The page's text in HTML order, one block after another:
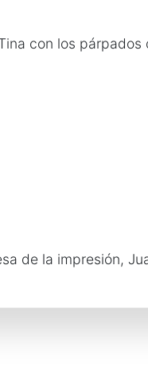
con los
de la impresión,